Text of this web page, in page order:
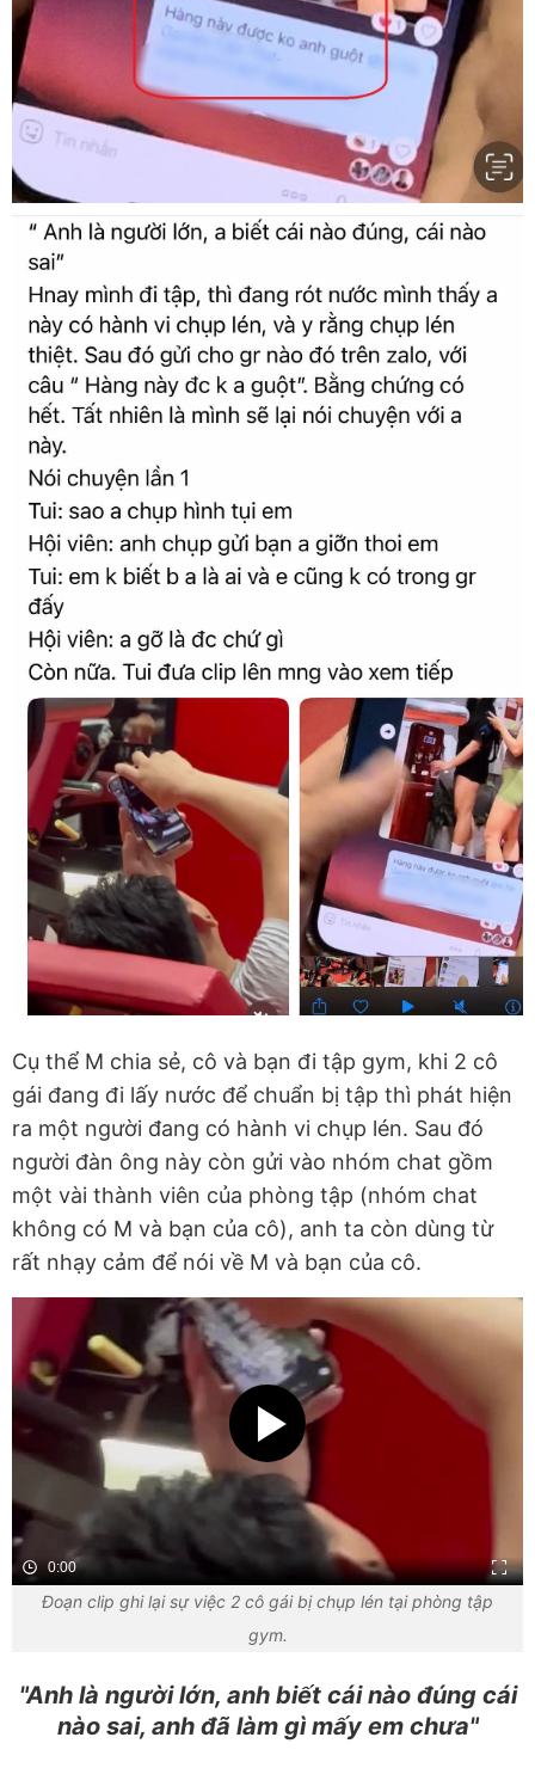
Cụ thể M chia sẻ, cô và bạn đi tập gym, khi 2 cô
gái đang đi lấy nước để chuẩn bị tập thì phát hiện
ra một người đang có hành vi chụp lén. Sau đó
người đàn ông này còn gửi vào nhóm chat gồm
một vài thành viên của phòng tập (nhóm chat
không có M và bạn của cô), anh ta còn dùng từ
rất nhạy cảm để nói về M và bạn của cô.
0:00
Đoạn clip ghi lại sự việc 2 cô gái bị chụp lén tại phòng tập
gym.
"Anh là người lớn, anh biết cái nào đúng cái
nào sai, anh đã làm gì mấy em chưa"